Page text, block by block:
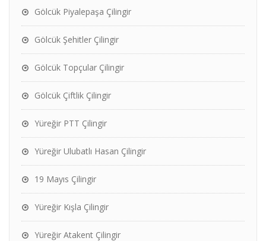
Gölcük Piyalepaşa Çilingir
Gölcük Şehitler Çilingir
Gölcük Topçular Çilingir
Gölcük Çiftlik Çilingir
Yüreğir PTT Çilingir
Yüreğir Ulubatlı Hasan Çilingir
19 Mayıs Çilingir
Yüreğir Kışla Çilingir
Yüreğir Atakent Çilingir